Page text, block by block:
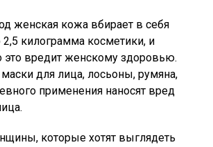
женская кожа вбирает в себя
2,5 килограмма косметики, и
это вредит женскому здоровью.
для лица, лосьоны, румяна,
применения наносят вред
которые хотят выглядеть